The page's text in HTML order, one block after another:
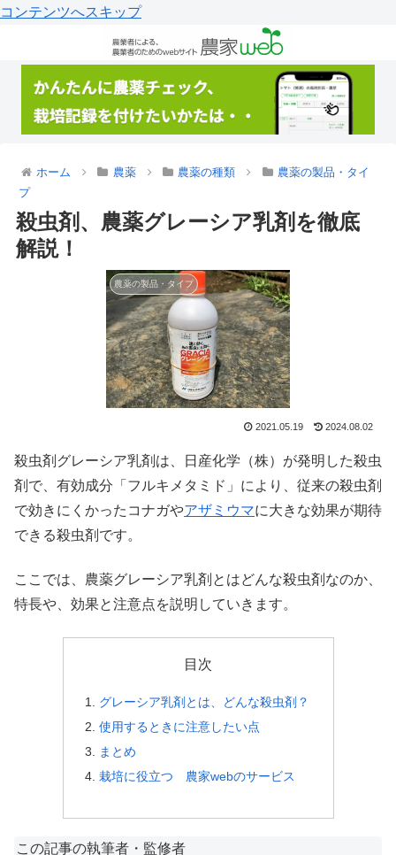
コンテンツへスキップ
ホーム 農薬 農薬の種類
農薬の製品・タイ
プ
殺虫剤、農薬グレーシア乳剤を徹底
解説！
農薬の製品・タイプ
2021.05.19 2024.08.02
殺虫剤グレーシア乳剤は、日産化学（株）が発明した殺虫
剤で、有効成分「フルキメタミド」により、従来の殺虫剤
で効きにくかったコナガやアザミウマに大きな効果が期待
できる殺虫剤です。
ここでは、農薬グレーシア乳剤とはどんな殺虫剤なのか、
特長や、効果と注意点を説明していきます。
目次
グレーシア乳剤とは、どんな殺虫剤？
使用するときに注意したい点
まとめ
栽培に役立つ 農家webのサービス
この記事の執筆者・監修者